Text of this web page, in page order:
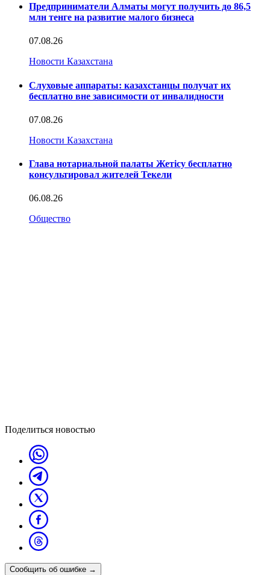
Предприниматели Алматы могут получить до 86,5
млн тенге на развитие малого бизнеса
07.08.26
Новости Казахстана
Слуховые аппараты: казахстанцы получат их
бесплатно вне зависимости от инвалидности
07.08.26
Новости Казахстана
Глава нотариальной палаты Жетісу бесплатно
консультировал жителей Текели
06.08.26
Общество
Поделиться новостью
Сообщить об ошибке →